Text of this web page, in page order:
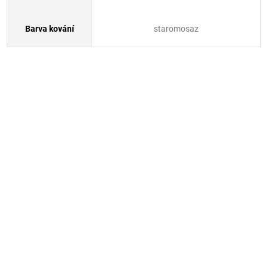
Barva kování staromosaz